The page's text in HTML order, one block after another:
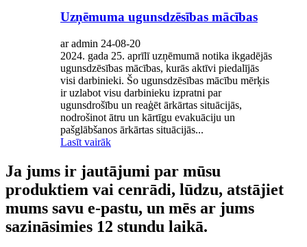
Uzņēmuma ugunsdzēsības mācības
ar admin 24-08-20
2024. gada 25. aprīlī uzņēmumā notika ikgadējās
ugunsdzēsības mācības, kurās aktīvi piedalījās
visi darbinieki. Šo ugunsdzēsības mācību mērķis
ir uzlabot visu darbinieku izpratni par
ugunsdrošību un reaģēt ārkārtas situācijās,
nodrošinot ātru un kārtīgu evakuāciju un
pašglābšanos ārkārtas situācijās...
Lasīt vairāk
Ja jums ir jautājumi par mūsu
produktiem vai cenrādi, lūdzu, atstājiet
mums savu e-pastu, un mēs ar jums
sazināsimies 12 stundu laikā.